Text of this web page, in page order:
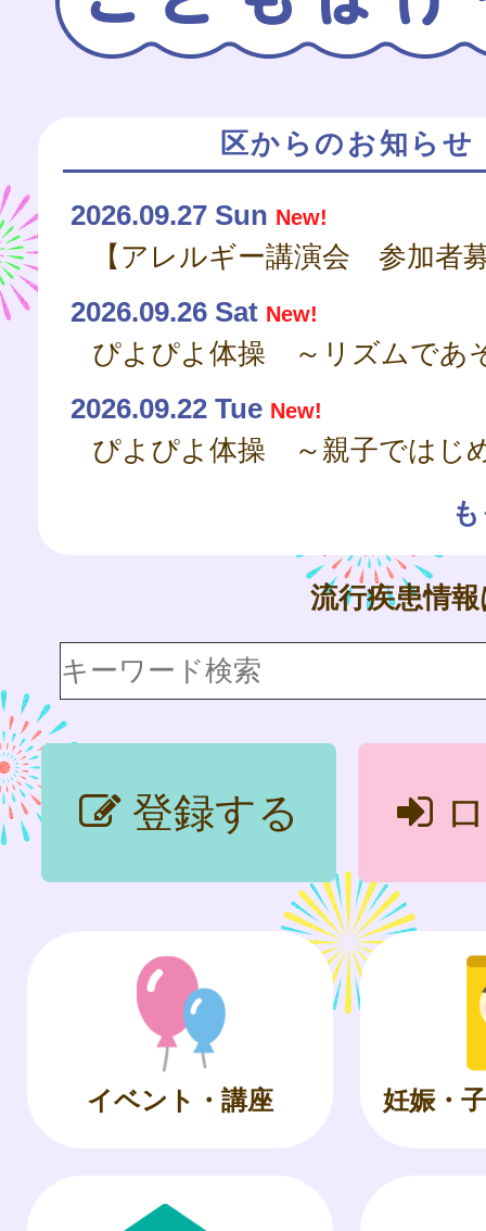
区からのお知らせ
2026.09.27 Sun New!
2026.09.26 Sat New!
ぴよぴよ体操 ～リズムであ
2026.09.22 Tue New!
流行疾患情
登録する
イベント・講座 妊娠・